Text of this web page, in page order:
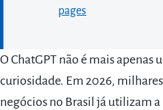
pages
O ChatGPT não é mais apenas
curiosidade. Em 2026,
negócios no Brasil já utilizam